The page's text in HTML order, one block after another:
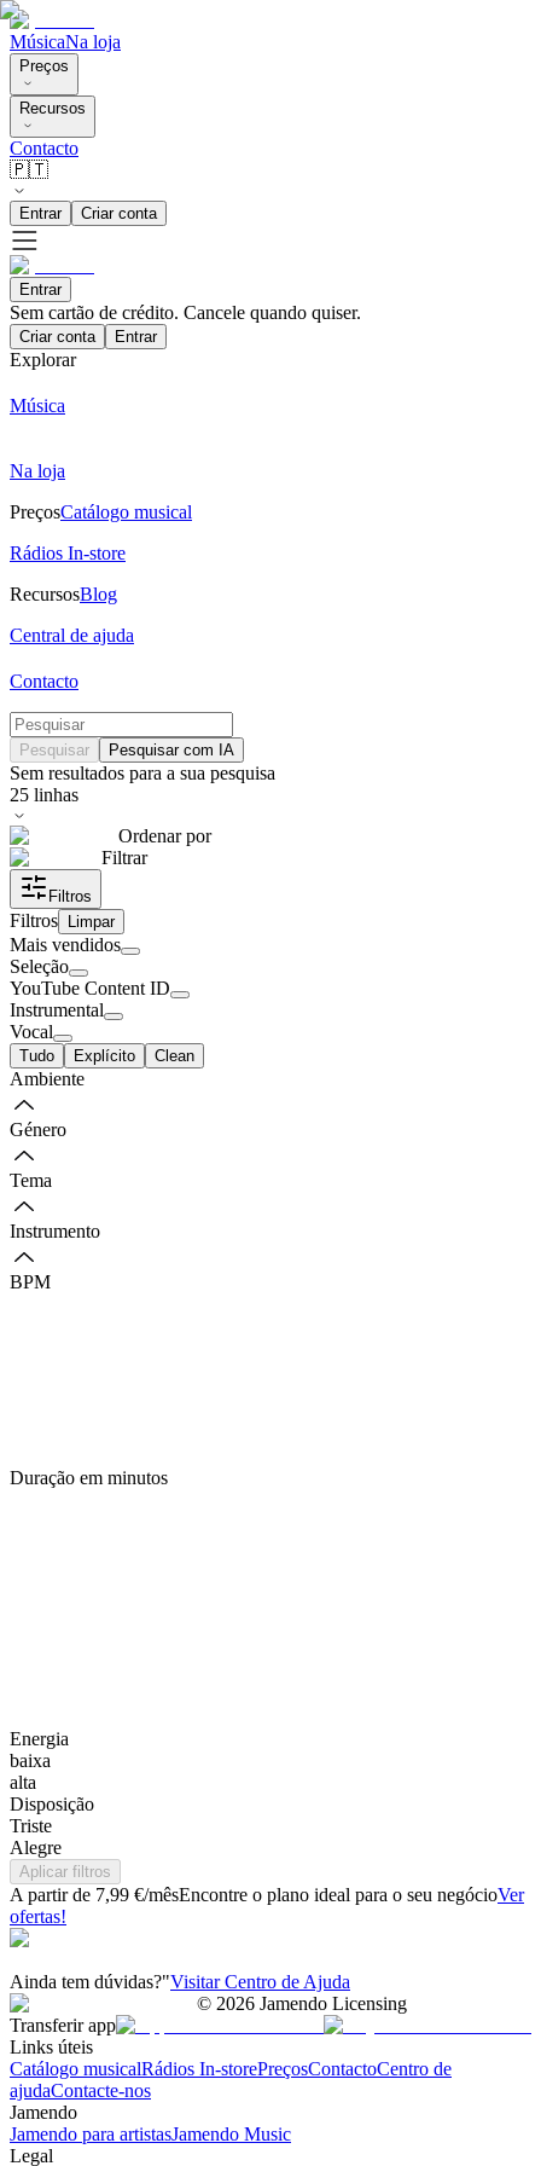
MúsicaNa loja
Preços
Recursos
Contacto
🇵🇹
Entrar Criar conta
Entrar
Sem cartão de crédito. Cancele quando quiser.
Criar conta Entrar
Explorar
Música
Na loja
PreçosCatálogo musical
Rádios In-store
RecursosBlog
Central de ajuda
Contacto
Pesquisar Pesquisar com IA
Sem resultados para a sua pesquisa
25 linhas
Ordenar por
Filtrar
Filtros
Filtros Limpar
Mais vendidos
Seleção
YouTube Content ID
Instrumental
Vocal
Tudo Explícito Clean
Ambiente
Género
Tema
Instrumento
BPM
Duração em minutos
Energia
baixa
alta
Disposição
Triste
Alegre
Aplicar filtros
A partir de 7,99 €/mêsEncontre o plano ideal para o seu negócioVer
ofertas!
Ainda tem dúvidas?"Visitar Centro de Ajuda
© 2026 Jamendo Licensing
Transferir app
Links úteis
Catálogo musicalRádios In-storePreçosContactoCentro de
ajudaContacte-nos
Jamendo
Jamendo para artistasJamendo Music
Legal